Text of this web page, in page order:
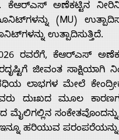
ಕೆಆರ್‌ಎಸ್ ಅಣೆಕಟ್ಟಿನ
(MU)
ಉತ್ಪಾದಿಸುತ್ತಿದೆ.
ರವರೆಗೆ, ಕೆಆರ್‌ಎಸ್
ಜೀವಂತ ಸಾಕ್ಷಿಯಾಗಿ
ಲಾಭಗಳ ಮೇಲೆ
ದುಃಖದ ಮೂಲ
ಇನ್ನೂ ಹರಿಯುವ